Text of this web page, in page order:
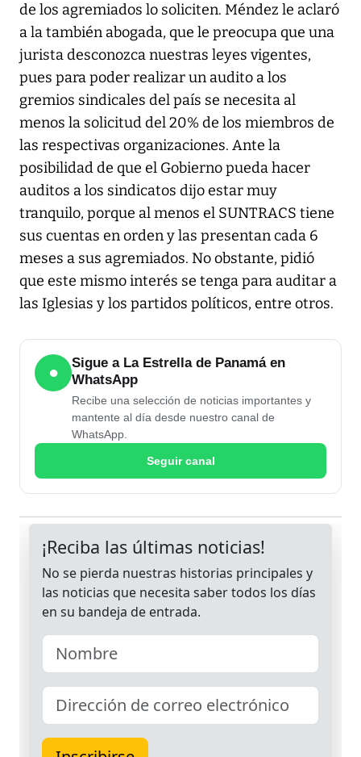
de los agremiados lo soliciten. Méndez le aclaró
a la también abogada, que le preocupa que una
jurista desconozca nuestras leyes vigentes,
pues para poder realizar un audito a los
gremios sindicales del país se necesita al
menos la solicitud del 20% de los miembros de
las respectivas organizaciones. Ante la
posibilidad de que el Gobierno pueda hacer
auditos a los sindicatos dijo estar muy
tranquilo, porque al menos el SUNTRACS tiene
sus cuentas en orden y las presentan cada 6
meses a sus agremiados. No obstante, pidió
que este mismo interés se tenga para auditar a
las Iglesias y los partidos políticos, entre otros.
●
Sigue a La Estrella de Panamá en
WhatsApp
Recibe una selección de noticias importantes y
mantente al día desde nuestro canal de
WhatsApp.
Seguir canal